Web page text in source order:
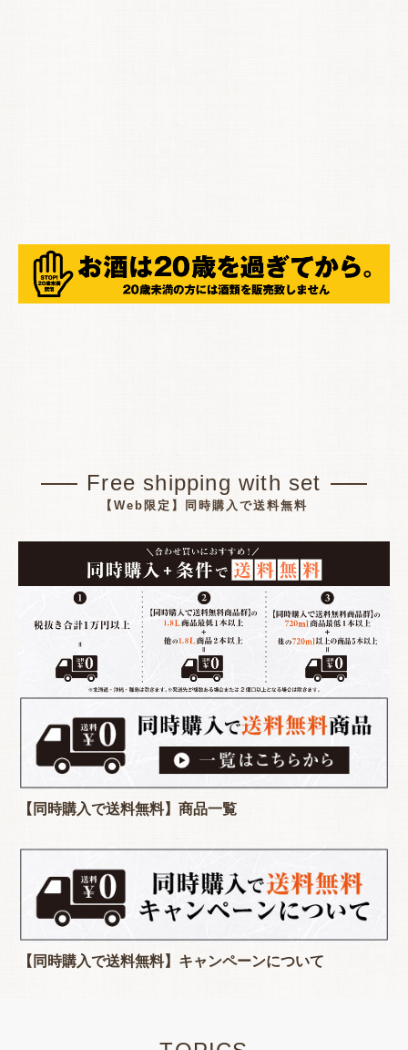
Free shipping with set
【Web限定】同時購入で送料無料
【同時購入で送料無料】商品一覧
【同時購入で送料無料】キャンペーンについて